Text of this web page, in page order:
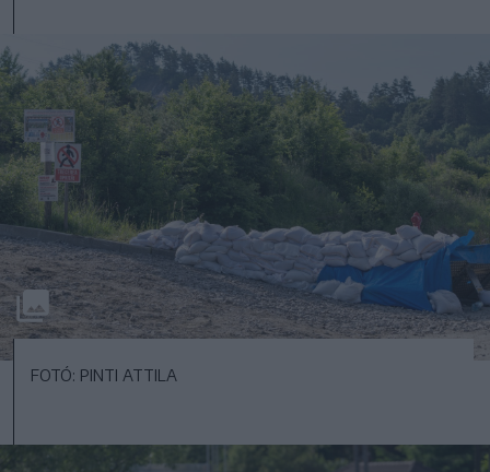
FOTÓ: PINTI ATTILA